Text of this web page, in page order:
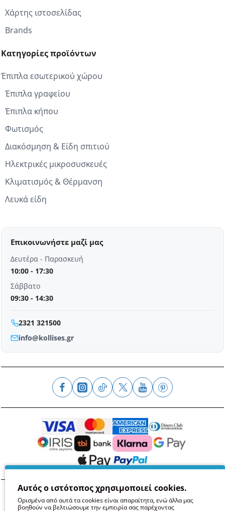
Χάρτης ιστοσελίδας
Brands
Κατηγορίες προϊόντων
Έπιπλα εσωτερικού χώρου
Έπιπλα γραφείου
Έπιπλα κήπου
Φωτισμός
Διακόσμηση & Είδη σπιτιού
Ηλεκτρικές μικροσυσκευές
Κλιματισμός & Θέρμανση
Λευκά είδη
Επικοινωνήστε μαζί μας
Δευτέρα - Παρασκευή
10:00 - 17:30
Σάββατο
09:30 - 14:30
2321 321500
info@kollises.gr
ΌροιΑπόρρητοΑσφάλειαGDPR Cookies
Αυτός ο ιστότοπος χρησιμοποιεί cookies.
Ορισμένα από αυτά τα cookies είναι απαραίτητα, ενώ άλλα μας
βοηθούν να βελτιώσουμε την εμπειρία σας παρέχοντας